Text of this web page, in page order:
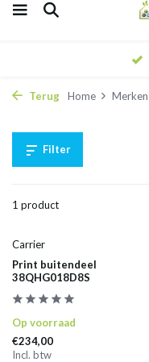
Terug Home Merken
Filter
1 product
Carrier
Print buitendeel
38QHG018D8S
Op voorraad
€234,00
Incl. btw